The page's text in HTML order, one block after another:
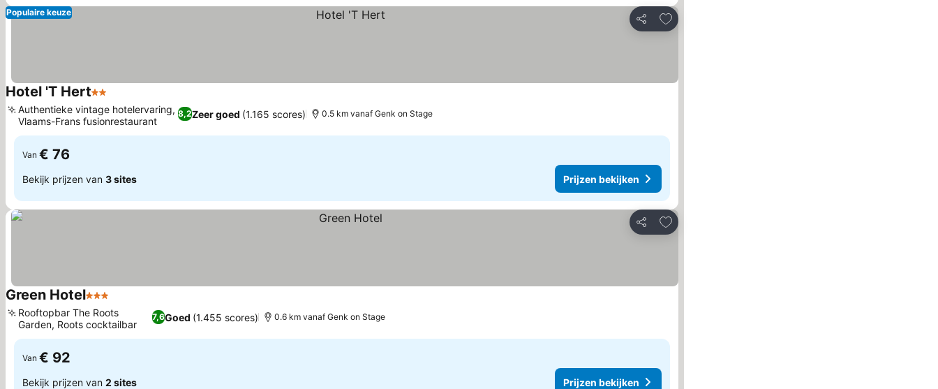
Delen
Toevoegen aan favorieten
Populaire keuze
Hotel 'T Hert2 Sterren
8,2Zeer goed (1.165 scores)
Authentieke vintage hotelervaring,
Vlaams-Frans fusionrestaurant
0.5 km vanaf Genk on Stage
Van € 76
Bekijk prijzen van 3 sites Prijzen bekijken
Delen
Toevoegen aan favorieten
Green Hotel3 Sterren
7,6Goed (1.455 scores)
Rooftopbar The Roots
Garden, Roots cocktailbar
0.6 km vanaf Genk on Stage
Van € 92
Bekijk prijzen van 2 sites Prijzen bekijken